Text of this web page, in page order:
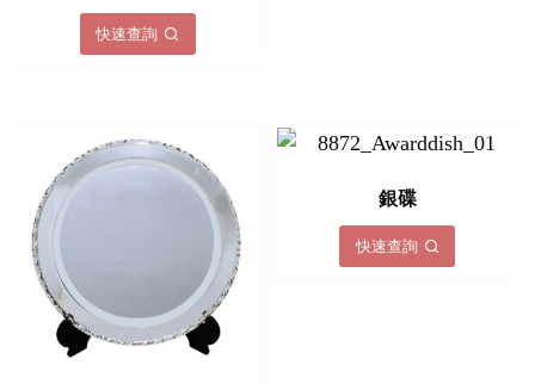
快速查詢
銀碟
快速查詢